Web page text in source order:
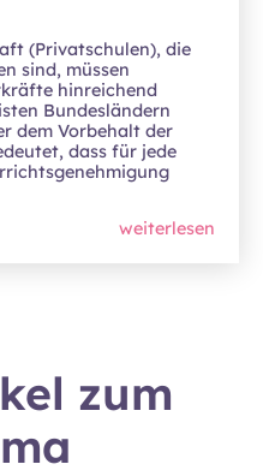
(Privatschulen), die
sind, müssen
hinreichend
Bundesländern
dem Vorbehalt der
dass für jede
weiterlesen
zum